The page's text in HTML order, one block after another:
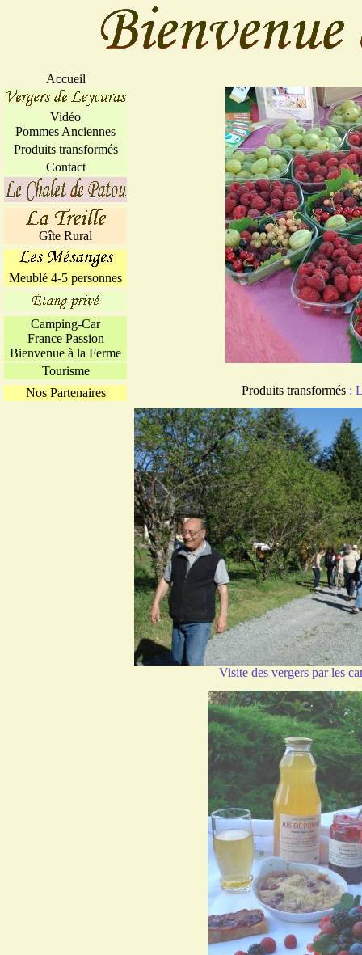
Accueil
Vidéo
Pommes Anciennes
Produits transformés
Contact
Gîte Rural
Meublé 4-5 personnes
Camping-Car
France Passion
Bienvenue à la Ferme
Tourisme
Nos Partenaires
Produits transformés:
Visite des vergers par les